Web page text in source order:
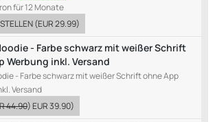
für 12 Monate
(EUR 29.99)
- Farbe schwarz mit weißer Schrift
Werbung inkl. Versand
- Farbe schwarz mit weißer Schrift ohne App
Versand
44.90)EUR 39.90)